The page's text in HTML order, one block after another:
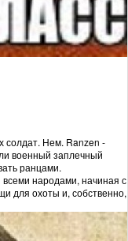
солдат. Нем. Ranzen -
военный заплечный
ранцами.
народами, начиная с
для охоты и, собственно,